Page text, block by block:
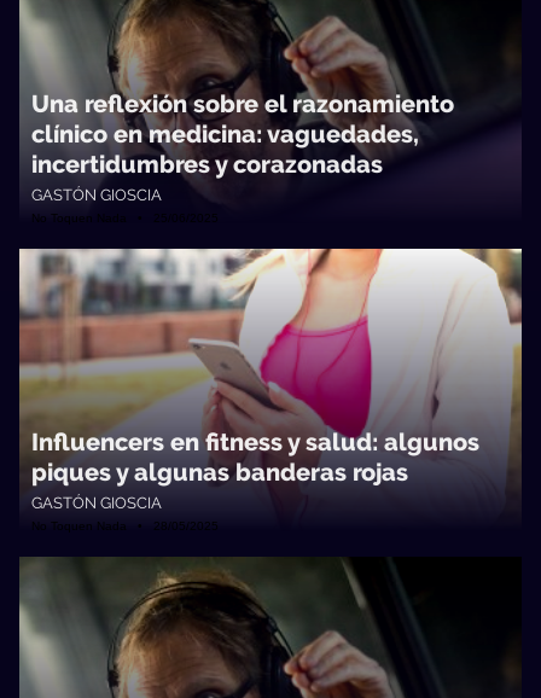
Una reflexión sobre el razonamiento
clínico en medicina: vaguedades,
incertidumbres y corazonadas
GASTÓN GIOSCIA
No Toquen Nada • 25/06/2025
Influencers en fitness y salud: algunos
piques y algunas banderas rojas
GASTÓN GIOSCIA
No Toquen Nada • 28/05/2025